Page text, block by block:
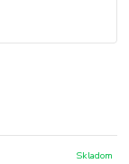
Skladom